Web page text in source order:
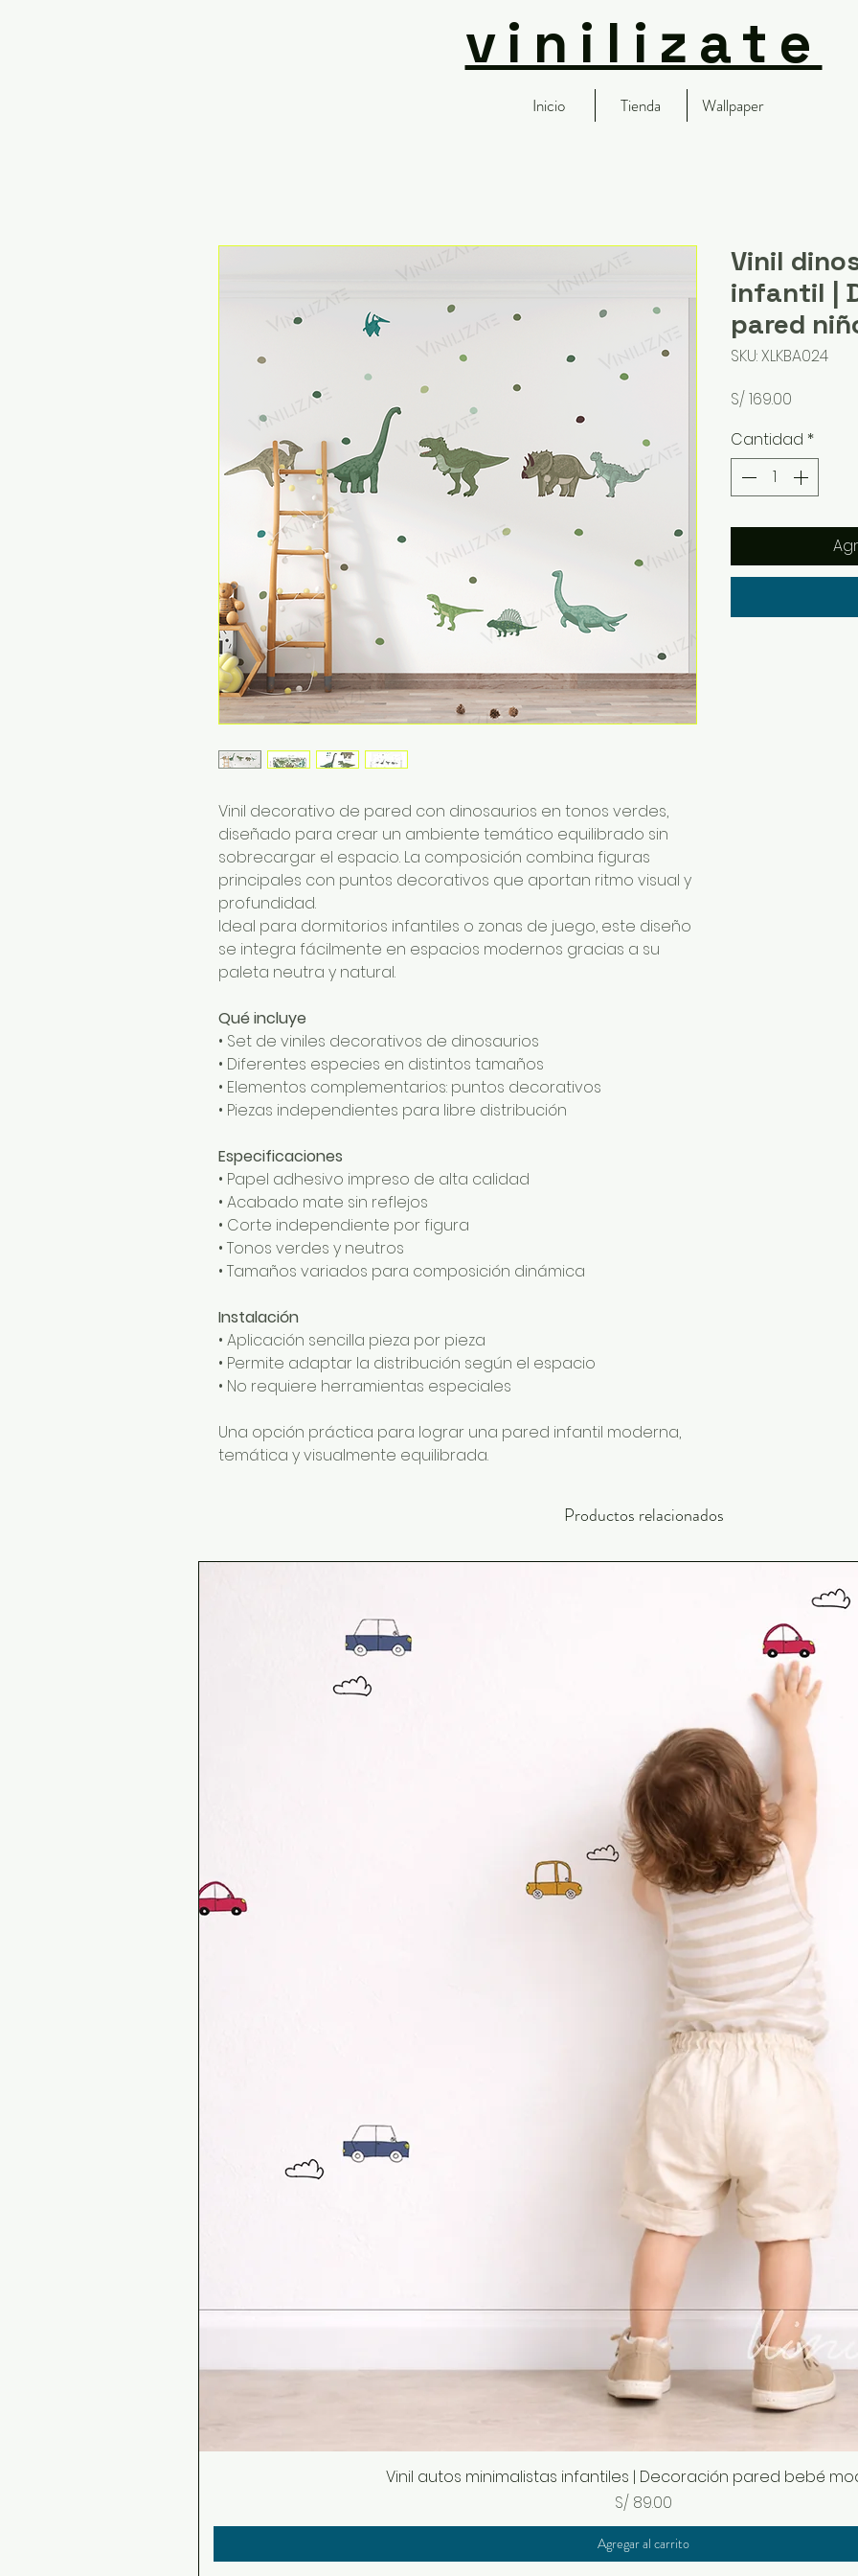
vinilizate
Inicio Tienda Wallpaper
Vinil decorativo de pared con dinosaurios en tonos verdes,
diseñado para crear un ambiente temático equilibrado sin
sobrecargar el espacio. La composición combina figuras
principales con puntos decorativos que aportan ritmo visual y
profundidad.
Ideal para dormitorios infantiles o zonas de juego, este diseño
se integra fácilmente en espacios modernos gracias a su
paleta neutra y natural.
Qué incluye
• Set de viniles decorativos de dinosaurios
• Diferentes especies en distintos tamaños
• Elementos complementarios: puntos decorativos
• Piezas independientes para libre distribución
Especificaciones
• Papel adhesivo impreso de alta calidad
• Acabado mate sin reflejos
• Corte independiente por figura
• Tonos verdes y neutros
• Tamaños variados para composición dinámica
Instalación
• Aplicación sencilla pieza por pieza
• Permite adaptar la distribución según el espacio
• No requiere herramientas especiales
Una opción práctica para lograr una pared infantil moderna,
temática y visualmente equilibrada.
Vinil
infantil |
pared
SKU: XLKBA024
S/ 169.00
Cantidad *
Productos relacionados
Vinil autos minimalistas infantiles | Decoración pared bebé
Precio
S/ 89.00
Agregar al carrito